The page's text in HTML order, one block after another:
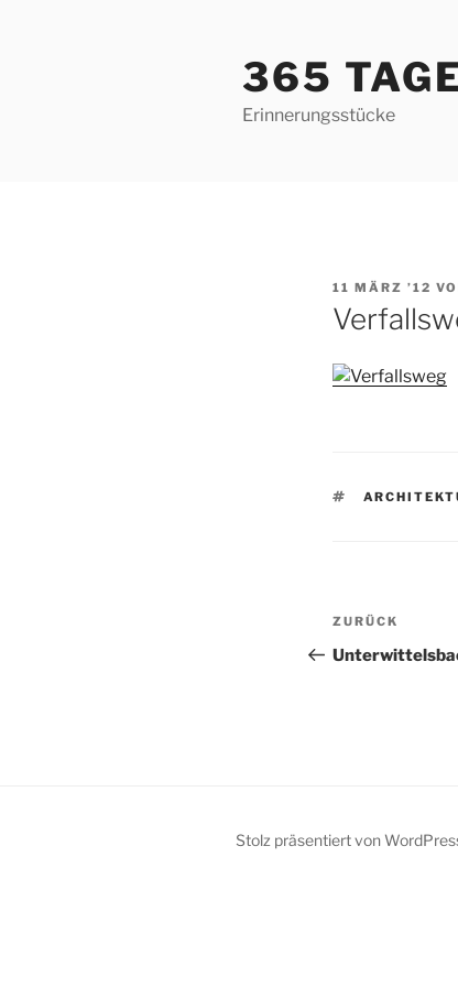
365
Erinnerungsstücke
AM
11 MÄRZ ’12
Vorheriger
Beitrag
ZURÜCK
Stolz präsentiert von